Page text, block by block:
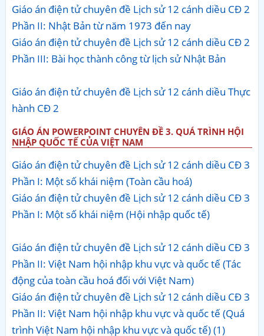
Giáo án điện tử chuyên đề Lịch sử 12 cánh diều CĐ 2
Phần II: Nhật Bản từ năm 1973 đến nay
Giáo án điện tử chuyên đề Lịch sử 12 cánh diều CĐ 2
Phần III: Bài học thành công từ lịch sử Nhật Bản
Giáo án điện tử chuyên đề Lịch sử 12 cánh diều Thực
hành CĐ 2
GIÁO ÁN POWERPOINT CHUYÊN ĐỀ 3. QUÁ TRÌNH HỘI
NHẬP QUỐC TẾ CỦA VIỆT NAM
Giáo án điện tử chuyên đề Lịch sử 12 cánh diều CĐ 3
Phần I: Một số khái niệm (Toàn cầu hoá)
Giáo án điện tử chuyên đề Lịch sử 12 cánh diều CĐ 3
Phần I: Một số khái niệm (Hội nhập quốc tế)
Giáo án điện tử chuyên đề Lịch sử 12 cánh diều CĐ 3
Phần II: Việt Nam hội nhập khu vực và quốc tế (Tác
động của toàn cầu hoá đối với Việt Nam)
Giáo án điện tử chuyên đề Lịch sử 12 cánh diều CĐ 3
Phần II: Việt Nam hội nhập khu vực và quốc tế (Quá
trình Việt Nam hội nhập khu vực và quốc tế) (1)